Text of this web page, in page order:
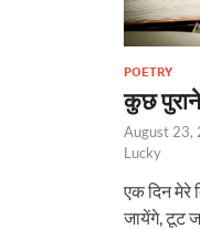
POETRY
कुछ
August 23,
Lucky
एक दिन मेरे
जायेंगे, टूट